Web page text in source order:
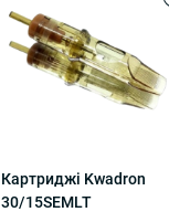
Картриджі Kwadron
30/15SEMLT